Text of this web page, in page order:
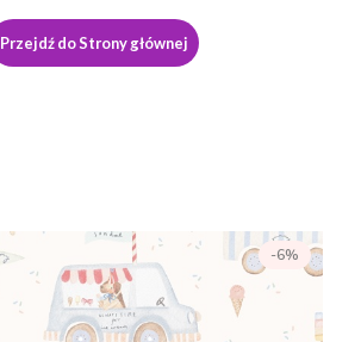
Przejdź do Strony głównej
-6%